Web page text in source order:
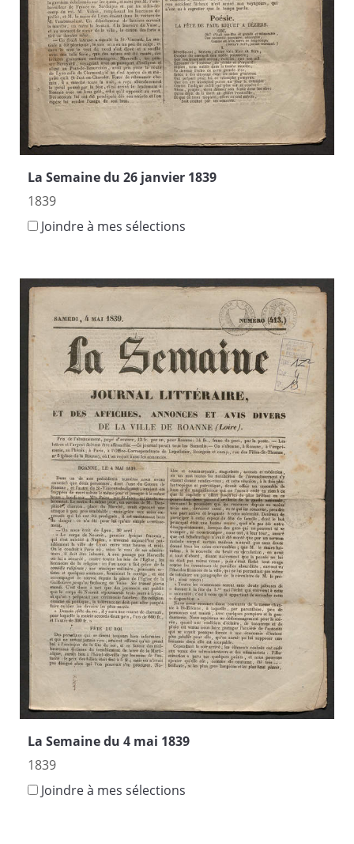
La Semaine du 26 janvier 1839
1839
Joindre à mes sélections
La Semaine du 4 mai 1839
1839
Joindre à mes sélections